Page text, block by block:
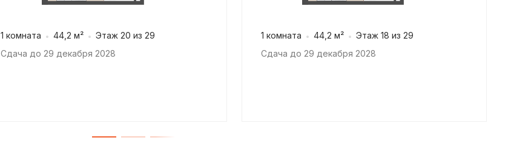
1 комната 44,2 м²
Этаж 20 из 29
Сдача до 29 декабря 2028
1 комната 44,2 м²
Этаж 18 из 29
Сдача до 29 декабря 2028